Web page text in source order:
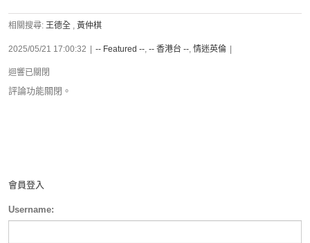
相關搜尋: 王德全 , 黃仲棋
2025/05/21 17:00:32 -- Featured --, -- 香港台 --, 情迷英倫
迴響已關閉
評論功能關閉。
會員登入
Username: